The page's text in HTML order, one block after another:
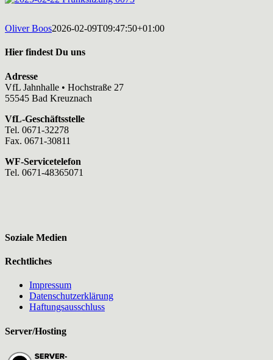
Oliver Boos2026-02-09T09:47:50+01:00
Hier findest Du uns
Adresse
VfL Jahnhalle • Hochstraße 27
55545 Bad Kreuznach
VfL-Geschäftsstelle
Tel. 0671-32278
Fax. 0671-30811
WF-Servicetelefon
Tel. 0671-48365071
Soziale Medien
Rechtliches
Impressum
Datenschutzerklärung
Haftungsausschluss
Server/Hosting